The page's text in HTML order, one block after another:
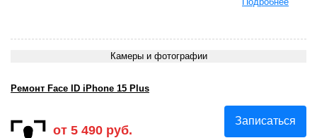
Камеры и фотографии
от 5 490 руб.
Записаться
Ремонт Face ID iPhone 15 Plus